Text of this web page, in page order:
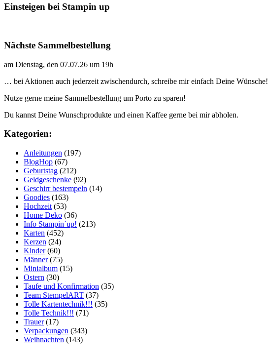
Einsteigen bei Stampin up
Nächste Sammelbestellung
am Dienstag, den 07.07.26 um 19h
… bei Aktionen auch jederzeit zwischendurch, schreibe mir einfach Deine Wünsche!
Nutze gerne meine Sammelbestellung um Porto zu sparen!
Du kannst Deine Wunschprodukte und einen Kaffee gerne bei mir abholen.
Kategorien:
Anleitungen (197)
BlogHop (67)
Geburtstag (212)
Geldgeschenke (92)
Geschirr bestempeln (14)
Goodies (163)
Hochzeit (53)
Home Deko (36)
Info Stampin´up! (213)
Karten (452)
Kerzen (24)
Kinder(60)
Männer(75)
Minialbum (15)
Ostern (30)
Taufe und Konfirmation (35)
Team StempelART (37)
Tolle Kartentechnik!!! (35)
Tolle Technik!!! (71)
Trauer(17)
Verpackungen (343)
Weihnachten (143)